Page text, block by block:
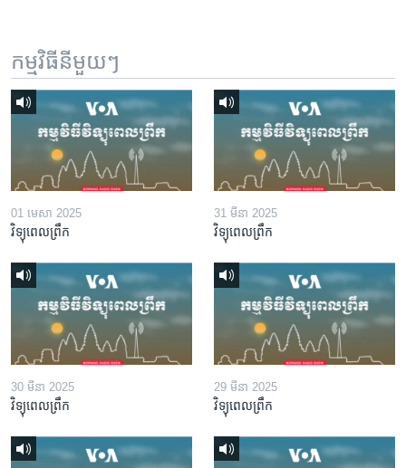
កម្មវិធី​នីមួយៗ
01 មេសា 2025
វិទ្យុពេលព្រឹក
31 មីនា 2025
វិទ្យុពេលព្រឹក
30 មីនា 2025
វិទ្យុពេលព្រឹក
29 មីនា 2025
វិទ្យុពេលព្រឹក